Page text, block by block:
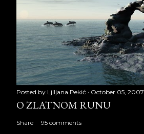
Posted by Ljiljana Pekić October 05, 2007
O ZLATNOM RUNU
Share 95 comments